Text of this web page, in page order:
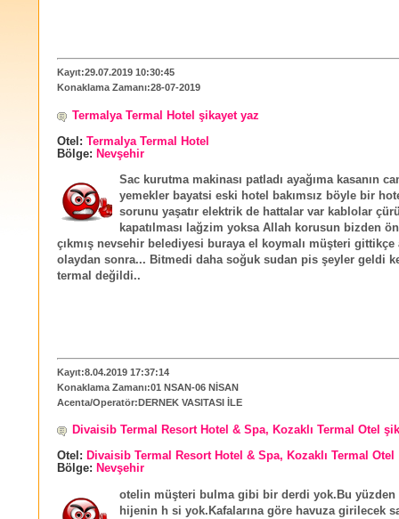
Kayıt:29.07.2019 10:30:45
Konaklama Zamanı:28-07-2019
Termalya Termal Hotel‎ şikayet yaz
Otel: Termalya Termal Hotel‎
Bölge: Nevşehir
Sac kurutma makinası patladı ayağıma kasanın
yemekler bayatsi eski hotel bakımsız böyle bir
sorunu yaşatır elektrik de hattalar var kablolar
kapatılması lağzim yoksa Allah korusun bizden
çıkmış nevsehir belediyesi buraya el koymalı müşteri gittikçe
olaydan sonra... Bitmedi daha soğuk sudan pis şeyler geldi
termal değildi..
Kayıt:8.04.2019 17:37:14
Konaklama Zamanı:01 NSAN-06 NİSAN
Acenta/Operatör:DERNEK VASITASI İLE
Divaisib Termal Resort Hotel & Spa, Kozaklı Termal Otel
Otel: Divaisib Termal Resort Hotel & Spa, Kozaklı Termal Otel
Bölge: Nevşehir
otelin müşteri bulma gibi bir derdi yok.Bu yüzden
hijenin h si yok.Kafalarına göre havuza girilecek